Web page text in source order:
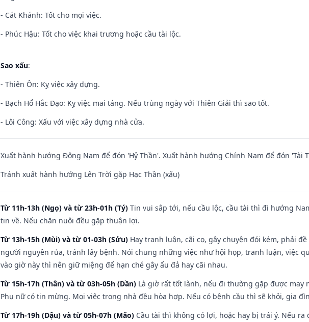
- Cát Khánh: Tốt cho mọi việc.
- Phúc Hậu: Tốt cho việc khai trương hoặc cầu tài lộc.
Sao xấu:
- Thiên Ôn: Kỵ việc xây dựng.
- Bạch Hổ Hắc Đạo: Kỵ việc mai táng. Nếu trùng ngày với Thiên Giải thì sao tốt.
- Lôi Công: Xấu với việc xây dựng nhà cửa.
Xuất hành hướng Đông Nam để đón 'Hỷ Thần'. Xuất hành hướng Chính Nam để đón 'Tài
Tránh xuất hành hướng Lên Trời gặp Hạc Thần (xấu)
Từ 11h-13h (Ngọ) và từ 23h-01h (Tý) Tin vui sắp tới, nếu cầu lộc, cầu tài thì đi hướng
tin về. Nếu chăn nuôi đều gặp thuận lợi.
Từ 13h-15h (Mùi) và từ 01-03h (Sửu) Hay tranh luận, cãi cọ, gây chuyện đói kém, phải
người nguyền rủa, tránh lây bệnh. Nói chung những việc như hội họp, tranh luận, việc
vào giờ này thì nên giữ miệng để hạn ché gây ẩu đả hay cãi nhau.
Từ 15h-17h (Thân) và từ 03h-05h (Dần) Là giờ rất tốt lành, nếu đi thường gặp được may
Phụ nữ có tin mừng. Mọi việc trong nhà đều hòa hợp. Nếu có bệnh cầu thì sẽ khỏi, gia
Từ 17h-19h (Dậu) và từ 05h-07h (Mão) Cầu tài thì không có lợi, hoặc hay bị trái ý. Nếu